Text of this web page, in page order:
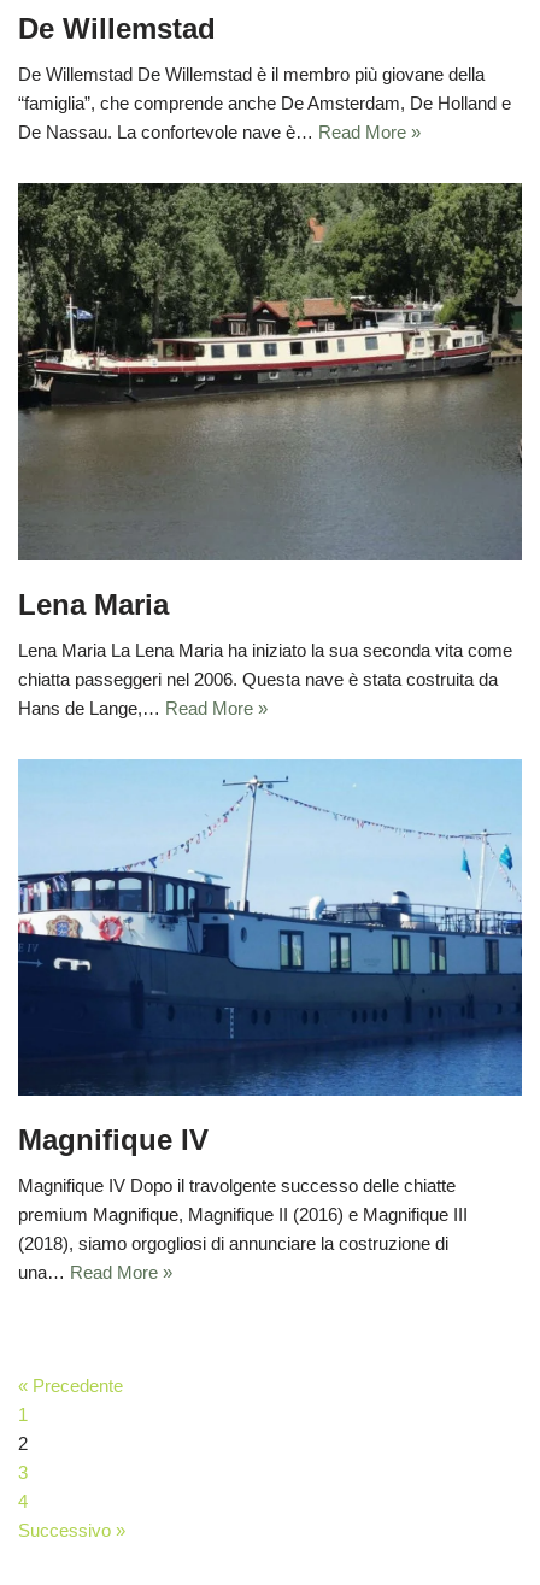
De Willemstad
De Willemstad De Willemstad è il membro più giovane della
“famiglia”, che comprende anche De Amsterdam, De Holland e
De Nassau. La confortevole nave è… Read More »
Lena Maria
Lena Maria La Lena Maria ha iniziato la sua seconda vita come
chiatta passeggeri nel 2006. Questa nave è stata costruita da
Hans de Lange,… Read More »
Magnifique IV
Magnifique IV Dopo il travolgente successo delle chiatte
premium Magnifique, Magnifique II (2016) e Magnifique III
(2018), siamo orgogliosi di annunciare la costruzione di
una… Read More »
« Precedente
1
2
3
4
Successivo »